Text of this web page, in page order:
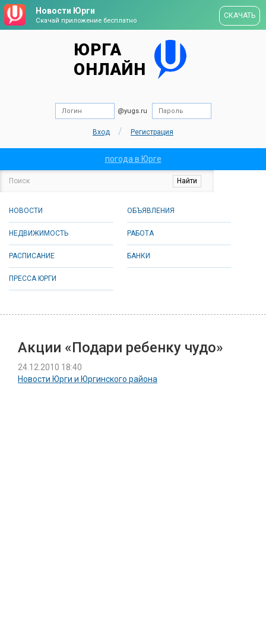
Новости Юрги
Скачай приложение бесплатно
СКАЧАТЬ
ЮРГА
ОНЛАЙН
@yugs.ru
Вход / Регистрация
погода в Юрге
НОВОСТИ ОБЪЯВЛЕНИЯ
НЕДВИЖИМОСТЬ РАБОТА
РАСПИСАНИЕ БАНКИ
ПРЕССА ЮРГИ
Акции «Подари ребенку чудо»
24.12.2010 18:40
Новости Юрги и Юргинского района